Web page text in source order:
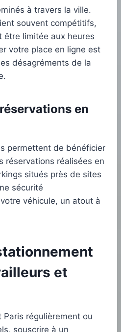
à travers la ville.
souvent compétitifs,
être limitée aux heures
votre place en ligne est
désagréments de la
en
permettent de bénéficier
réservations réalisées en
situés près de sites
sécurité
véhicule, un atout à
et
Paris régulièrement ou
souscrire à un